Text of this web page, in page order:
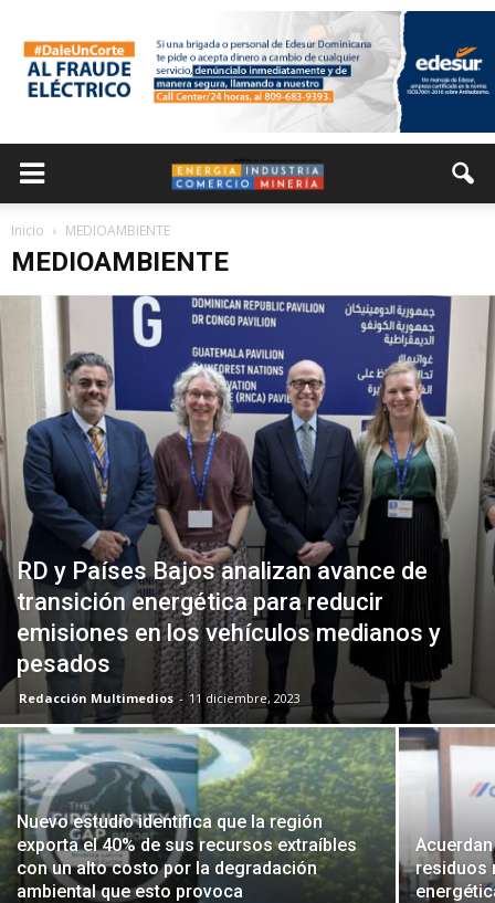
Inicio MEDIOAMBIENTE
MEDIOAMBIENTE
RD y Países Bajos analizan avance de
transición energética para reducir
emisiones en los vehículos medianos y
pesados
Redacción Multimedios - 11 diciembre, 2023
Nuevo estudio identifica que la región
exporta el 40% de sus recursos extraíbles
con un alto costo por la degradación
ambiental que esto provoca
residuos